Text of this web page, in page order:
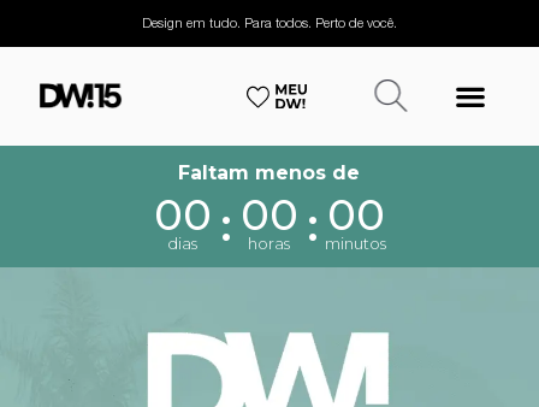
Design em tudo. Para todos. Perto de você.
Faltam menos de
00
dias : 00
horas : 00
minutos